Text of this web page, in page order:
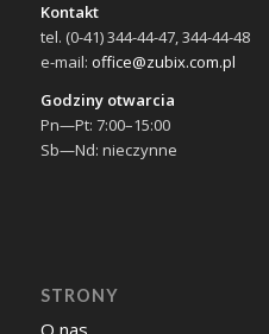
Kontakt
tel. (0-41) 344-44-47, 344-44-48
e-mail: office@zubix.com.pl
Godziny otwarcia
Pn—Pt: 7:00–15:00
Sb—Nd: nieczynne
STRONY
O nas